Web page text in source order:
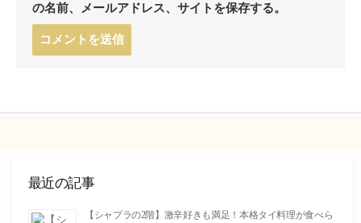
の名前、メールアドレス、サイトを保存する。
最近の記事
【シャプラの2階】激辛好きも満足！本格タイ料理が食べら